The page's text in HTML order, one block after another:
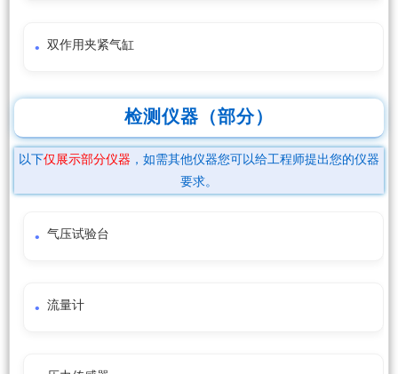
双作用夹紧气缸
检测仪器（部分）
以下仅展示部分仪器 ，如需其他仪器您可以给工程师提出您的仪器
要求。
气压试验台
流量计